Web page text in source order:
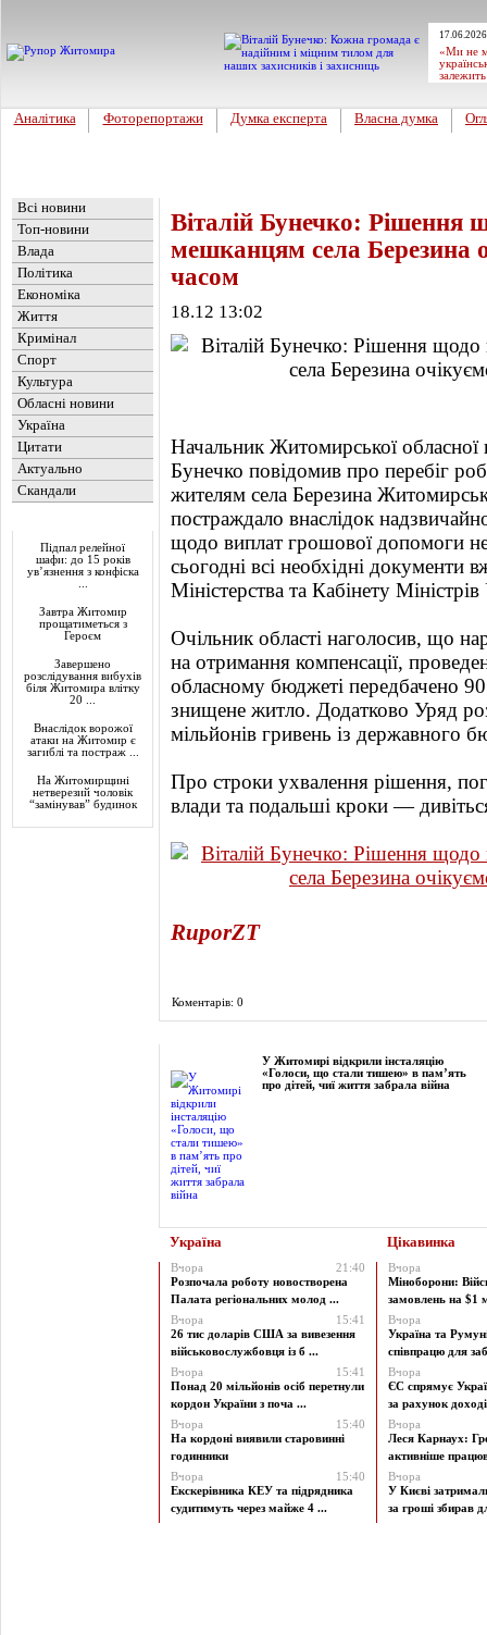
«Ми не
Аналітика Фоторепортажи Думка експерта Власна думка
Всі новини
Топ-новини
Влада
Політика
Економіка
Життя
Кримінал
Спорт
Культура
Обласні новини
Україна
Цитати
Актуально
Скандали
Підпал релейної
шафи: до 15 років
ув’язнення з конфіска
Завтра Житомир
прощатиметься з
Героєм
Завершено
розслідування вибухів
біля Житомира влітку
20 ...
Внаслідок ворожої
атаки на Житомир є
загиблі та постраж ...
На Житомирщині
нетверезий чоловік
“замінував” будинок
Віталій Бунечко: Рішення
мешканцям села Березина
часом
18.12 13:02
Начальник Житомирської обласної
Бунечко повідомив про перебіг
жителям села Березина
постраждало внаслідок
щодо виплат грошової допомоги
сьогодні всі необхідні документи
Міністерства та Кабінету
Очільник області наголосив, що
на отримання компенсації,
обласному бюджеті передбачено
знищене житло. Додатково Уряд
мільйонів гривень із державного
Про строки ухвалення рішення,
влади та подальші кроки —
RuporZT
Коментарів: 0
У Житомирі відкрили інсталяцію
«Голоси, що стали тишею» в пам’ять
про дітей, чиї життя забрала війна
Україна Цікавинка
Вчора
21:40
Розпочала роботу новостворена
Палата регіональних молод ...
Вчора
15:41
26 тис доларів США за вивезення
військовослужбовця із б ...
Вчора
15:41
Понад 20 мільйонів осіб перетнули
кордон України з поча ...
Вчора
15:40
На кордоні виявили старовинні
годинники
Вчора
15:40
Екскерівника КЕУ та підрядника
судитимуть через майже 4 ...
Вчора
Міноборони:
замовлень на $1
Вчора
Україна та
співпрацю для
Вчора
ЄС спрямує
за рахунок
Вчора
Леся Карнаух:
активніше
Вчора
У Києві
за гроші збирав